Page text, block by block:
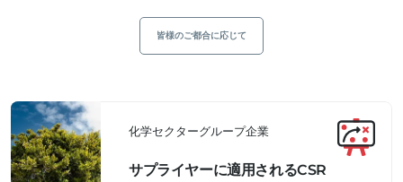
皆様のご都合に応じて
化学セクターグループ企業
サプライヤーに適用されるCSR